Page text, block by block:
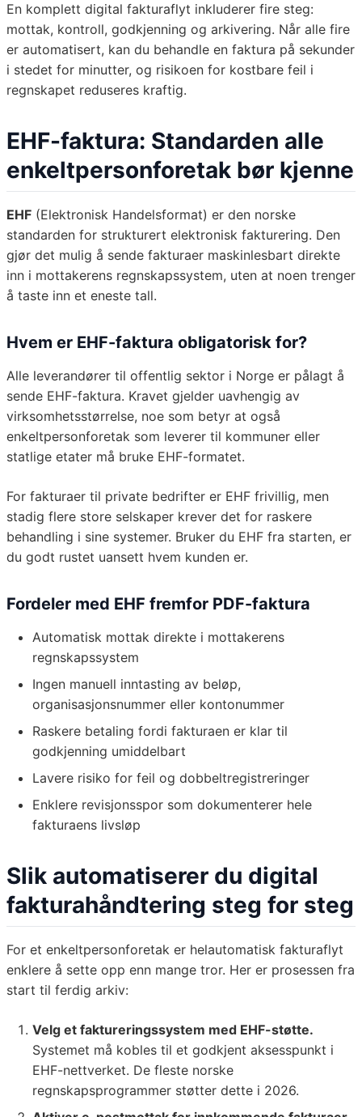
En komplett digital fakturaflyt inkluderer fire steg:
mottak, kontroll, godkjenning og arkivering. Når alle fire
er automatisert, kan du behandle en faktura på sekunder
i stedet for minutter, og risikoen for kostbare feil i
regnskapet reduseres kraftig.
EHF-faktura: Standarden alle
enkeltpersonforetak bør kjenne
EHF (Elektronisk Handelsformat) er den norske
standarden for strukturert elektronisk fakturering. Den
gjør det mulig å sende fakturaer maskinlesbart direkte
inn i mottakerens regnskapssystem, uten at noen trenger
å taste inn et eneste tall.
Hvem er EHF-faktura obligatorisk for?
Alle leverandører til offentlig sektor i Norge er pålagt å
sende EHF-faktura. Kravet gjelder uavhengig av
virksomhetsstørrelse, noe som betyr at også
enkeltpersonforetak som leverer til kommuner eller
statlige etater må bruke EHF-formatet.
For fakturaer til private bedrifter er EHF frivillig, men
stadig flere store selskaper krever det for raskere
behandling i sine systemer. Bruker du EHF fra starten, er
du godt rustet uansett hvem kunden er.
Fordeler med EHF fremfor PDF-faktura
Automatisk mottak direkte i mottakerens
regnskapssystem
Ingen manuell inntasting av beløp,
organisasjonsnummer eller kontonummer
Raskere betaling fordi fakturaen er klar til
godkjenning umiddelbart
Lavere risiko for feil og dobbeltregistreringer
Enklere revisjonsspor som dokumenterer hele
fakturaens livsløp
Slik automatiserer du digital
fakturahåndtering steg for steg
For et enkeltpersonforetak er helautomatisk fakturaflyt
enklere å sette opp enn mange tror. Her er prosessen fra
start til ferdig arkiv:
Velg et faktureringssystem med EHF-støtte.
Systemet må kobles til et godkjent aksesspunkt i
EHF-nettverket. De fleste norske
regnskapsprogrammer støtter dette i 2026.